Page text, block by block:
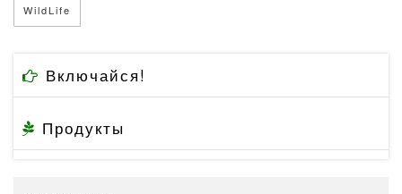
WildLife
Включайся!
Продукты